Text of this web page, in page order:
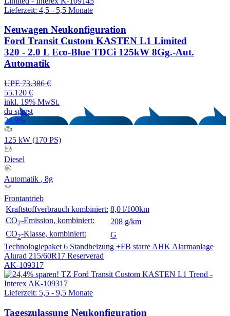
Lieferzeit: 4,5 - 5,5 Monate
Neuwagen Neukonfiguration
Ford Transit Custom KASTEN L1 Limited
320 - 2.0 L Eco-Blue TDCi 125kW 8Gg.-Aut.
Automatik
UPE 73.386 €
55.120 €
inkl. 19% MwSt.
du sparst
24,9%
125 kW (170 PS)
Diesel
Automatik , 8g
Frontantrieb
Kraftstoffverbrauch kombiniert: 8,0 l/100km
CO2-Emission, kombiniert:
208 g/km
CO2-Klasse, kombiniert:
G
Technologiepaket 6 Standheizung +FB starre AHK Alarmanlage
Alurad 215/60R17 Reserverad
AK-109317
Lieferzeit: 5,5 - 9,5 Monate
Tageszulassung Neukonfiguration